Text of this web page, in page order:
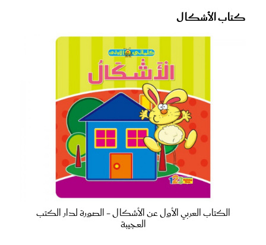
كتاب الأشكال
الكتاب العربي الأول عن الأشكال - الصورة لدار الكتب
العجيبة